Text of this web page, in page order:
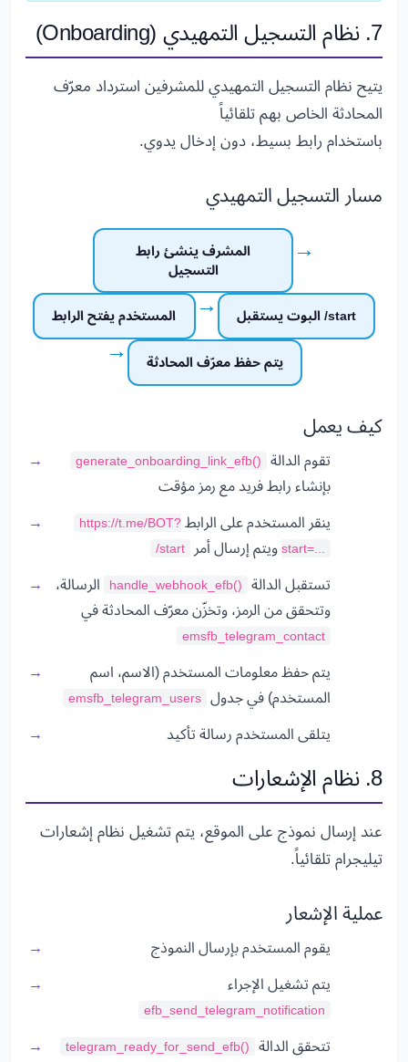
7. نظام التسجيل التمهيدي (Onboarding)
يتيح نظام التسجيل التمهيدي للمشرفين استرداد معرّف
المحادثة الخاص بهم تلقائياً
باستخدام رابط بسيط، دون إدخال يدوي.
مسار التسجيل التمهيدي
المشرف ينشئ رابط
التسجيل
→
المستخدم يفتح الرابط → البوت يستقبل /start
→ يتم حفظ معرّف المحادثة
كيف يعمل
تقوم الدالة generate_onboarding_link_efb()
بإنشاء رابط فريد مع رمز مؤقت
ينقر المستخدم على الرابط https://t.me/BOT?
start=... ويتم إرسال أمر /start
تستقبل الدالة handle_webhook_efb()
الرسالة،
وتتحقق من الرمز، وتخزّن معرّف المحادثة في
emsfb_telegram_contact
يتم حفظ معلومات المستخدم (الاسم، اسم
المستخدم) في جدول
emsfb_telegram_users
يتلقى المستخدم رسالة تأكيد
8. نظام الإشعارات
عند إرسال نموذج على الموقع، يتم تشغيل نظام إشعارات
تيليجرام تلقائياً.
عملية الإشعار
يقوم المستخدم بإرسال النموذج
يتم تشغيل الإجراء
efb_send_telegram_notification
تتحقق الدالة telegram_ready_for_send_efb()